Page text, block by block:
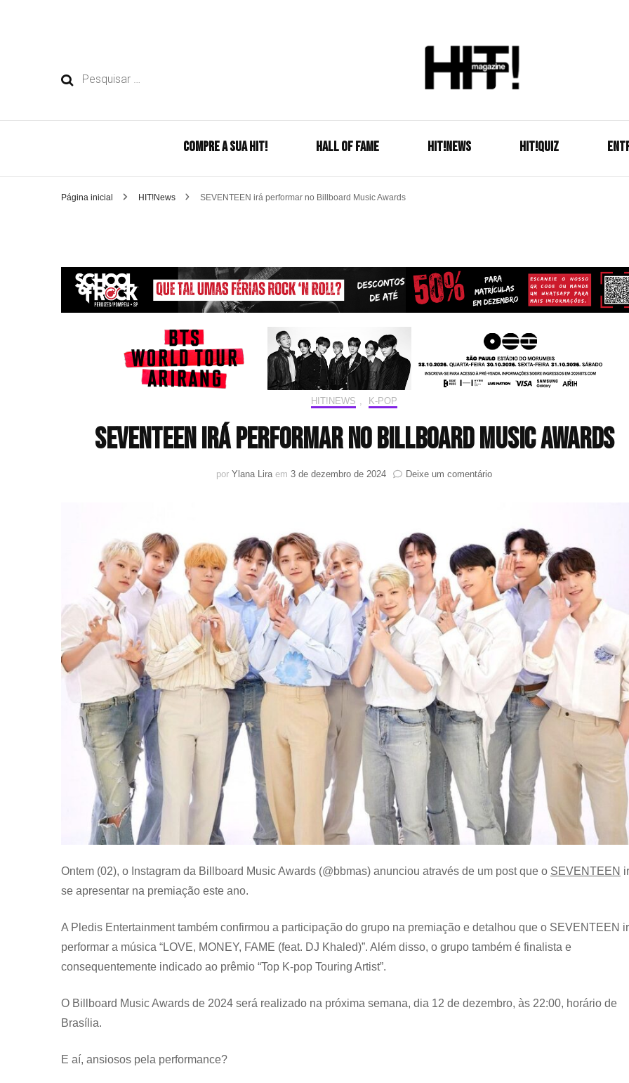
Pesquisar
COMPRE A SUA HIT! HALL OF FAME HIT!NEWS HIT!Quiz
Página inicial HIT!News SEVENTEEN irá performar no Billboard Music Awards
HIT!NEWS K-POP
SEVENTEEN irá performar no Billboard Music Awards
por Ylana Lira em 3 de dezembro de 2024 Deixe um comentárioem
Billboard
Music
Awards
Ontem (02), o Instagram da Billboard Music Awards (@bbmas) anunciou através de um post que o SEVENTEEN
se apresentar na premiação este ano.
A Pledis Entertainment também confirmou a participação do grupo na premiação e detalhou que o SEVENTEEN
performar a música “LOVE, MONEY, FAME (feat. DJ Khaled)”. Além disso, o grupo também é finalista e
consequentemente indicado ao prêmio “Top K-pop Touring Artist”.
O Billboard Music Awards de 2024 será realizado na próxima semana, dia 12 de dezembro, às 22:00, horário de
Brasília.
E aí, ansiosos pela performance?